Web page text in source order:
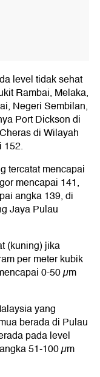
level tidak sehat
Rambai, Melaka,
Negeri Sembilan,
Port Dickson di
di Wilayah
152.
tercatat mencapai
mencapai 141,
angka 139, di
Jaya Pulau
(kuning) jika
per meter kubik
0-50 µm
yang
berada di Pulau
pada level
51-100 µm